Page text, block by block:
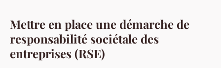
Mettre en place une démarche de
responsabilité sociétale des
entreprises (RSE)